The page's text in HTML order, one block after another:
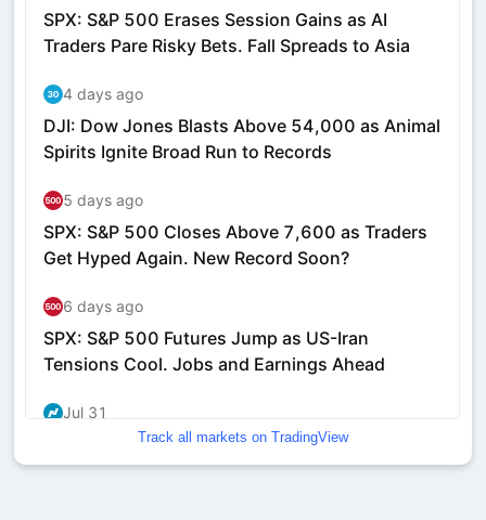
Track all markets on TradingView